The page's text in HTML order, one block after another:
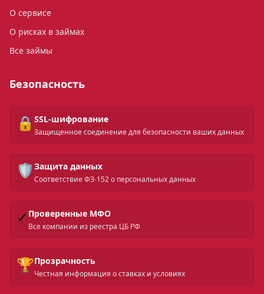
О сервисе
О рисках в займах
Все займы
Безопасность
🔒 SSL-шифрование
Защищенное соединение для безопасности ваших данных
🛡️ Защита данных
Соответствие ФЗ-152 о персональных данных
✓ Проверенные МФО
Все компании из реестра ЦБ РФ
🏆Прозрачность
Честная информация о ставках и условиях